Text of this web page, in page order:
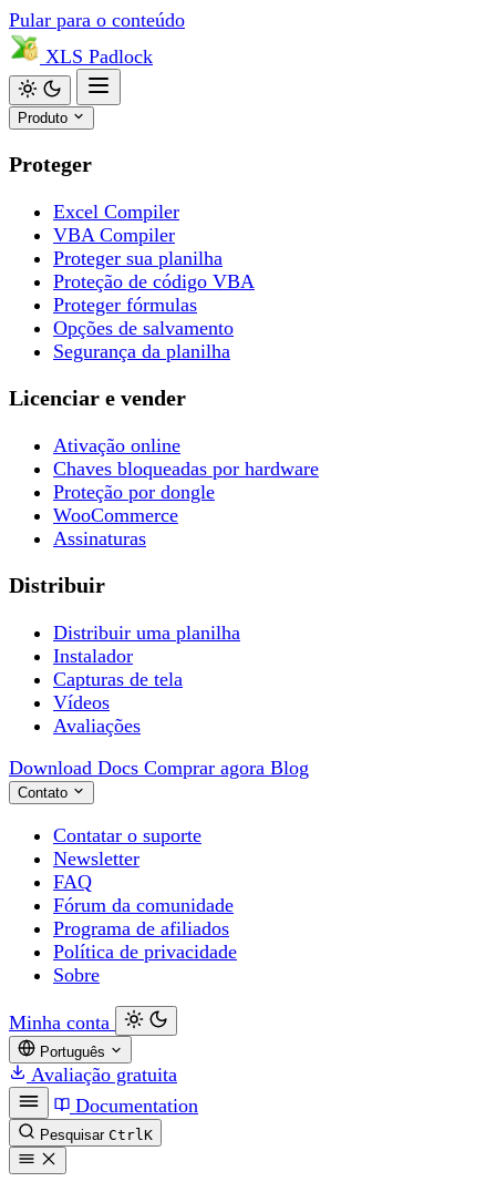
Pular para o conteúdo
XLS Padlock
Produto
Proteger
Excel Compiler
VBA Compiler
Proteger sua planilha
Proteção de código VBA
Proteger fórmulas
Opções de salvamento
Segurança da planilha
Licenciar e vender
Ativação online
Chaves bloqueadas por hardware
Proteção por dongle
WooCommerce
Assinaturas
Distribuir
Distribuir uma planilha
Instalador
Capturas de tela
Vídeos
Avaliações
Download Docs Comprar agora Blog
Contato
Contatar o suporte
Newsletter
FAQ
Fórum da comunidade
Programa de afiliados
Política de privacidade
Sobre
Minha conta
Português
Avaliação gratuita
Documentation
Pesquisar CtrlK